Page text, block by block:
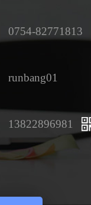
0754-82771813
runbang01
13822896981